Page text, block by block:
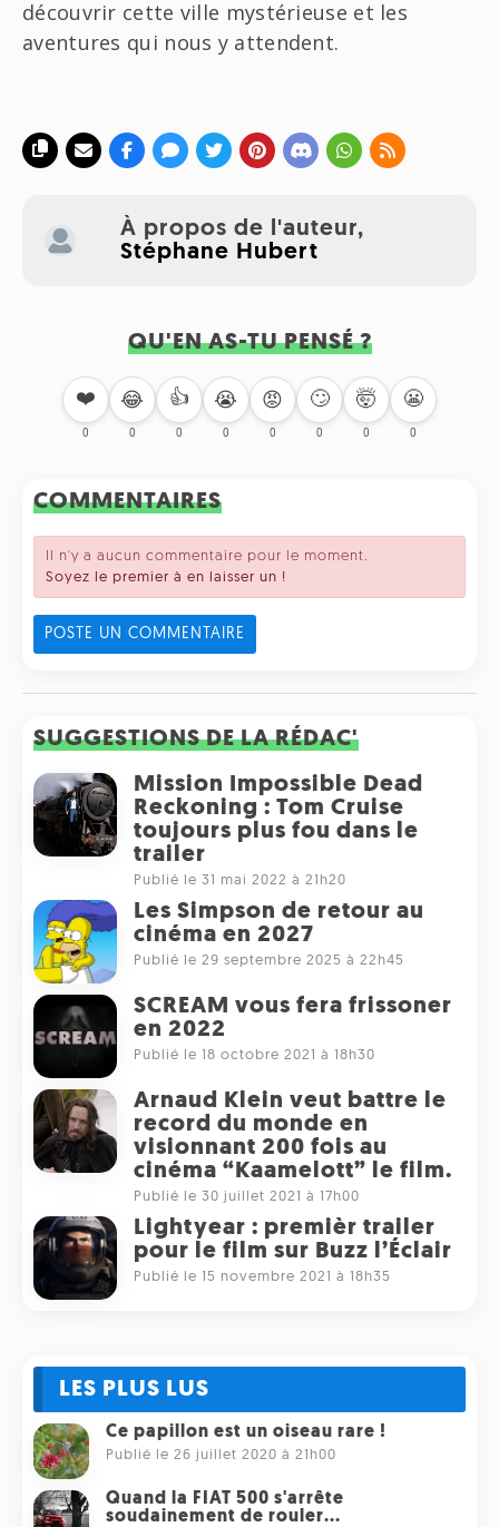
découvrir cette ville mystérieuse et les
aventures qui nous y attendent.
À propos de l'auteur,
Stéphane Hubert
QU'EN AS-TU PENSÉ ?
❤️
0
😂
0
👍
0
😭
0
😡
0
🙄
0
🤯
0
😬
0
COMMENTAIRES
Il n'y a aucun commentaire pour le moment.
Soyez le premier à en laisser un !
POSTE UN COMMENTAIRE
SUGGESTIONS DE LA RÉDAC'
Mission Impossible Dead
Reckoning : Tom Cruise
toujours plus fou dans le
trailer
Publié le 31 mai 2022 à 21h20
Les Simpson de retour au
cinéma en 2027
Publié le 29 septembre 2025 à 22h45
SCREAM vous fera frissoner
en 2022
Publié le 18 octobre 2021 à 18h30
Arnaud Klein veut battre le
record du monde en
visionnant 200 fois au
cinéma “Kaamelott” le film.
Publié le 30 juillet 2021 à 17h00
Lightyear : premièr trailer
pour le film sur Buzz l’Éclair
Publié le 15 novembre 2021 à 18h35
LES PLUS LUS
Ce papillon est un oiseau rare !
Publié le 26 juillet 2020 à 21h00
Quand la FIAT 500 s'arrête
soudainement de rouler...